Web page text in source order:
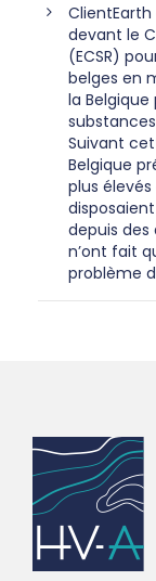
devant le
(ECSR)
belges en
la Belgique
Suivant
Belgique
plus élevés
depuis des
n’ont fait
problème